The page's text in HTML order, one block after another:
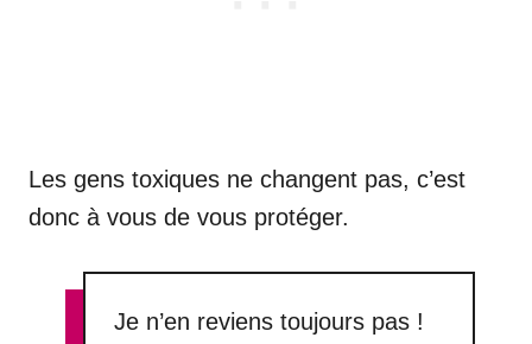
Les gens toxiques ne changent pas, c’est
donc à vous de vous protéger.
Je n’en reviens toujours pas !